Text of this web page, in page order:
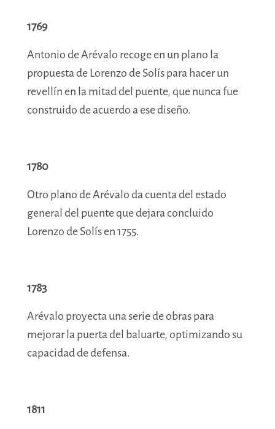
1769
Antonio de Arévalo recoge en un plano la
propuesta de Lorenzo de Solís para hacer un
revellín en la mitad del puente, que nunca fue
construido de acuerdo a ese diseño.
1780
Otro plano de Arévalo da cuenta del estado
general del puente que dejara concluido
Lorenzo de Solís en 1755.
1783
Arévalo proyecta una serie de obras para
mejorar la puerta del baluarte, optimizando su
capacidad de defensa.
1811